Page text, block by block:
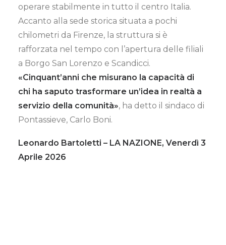
operare stabilmente in tutto il centro Italia.
Accanto alla sede storica situata a pochi
chilometri da Firenze, la struttura si è
rafforzata nel tempo con l’apertura delle filiali
a Borgo San Lorenzo e Scandicci.
«Cinquant’anni che misurano la capacità di
chi ha saputo trasformare un’idea in realtà a
servizio della comunità», ha detto il sindaco di
Pontassieve, Carlo Boni.
Leonardo Bartoletti – LA NAZIONE, Venerdì 3
Aprile 2026